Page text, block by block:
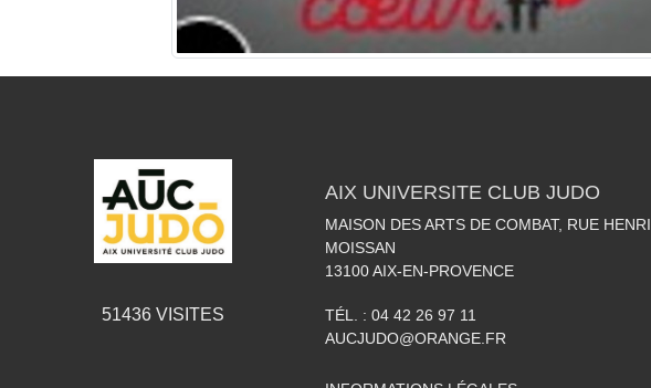
51436VISITES
AIX UNIVERSITE CLUB JUDO
MAISON DES ARTS DE COMBAT, RUE HENRI
MOISSAN
13100AIX-EN-PROVENCE
TÉL. : 04 42 26 97 11
AUCJUDO@ORANGE.FR